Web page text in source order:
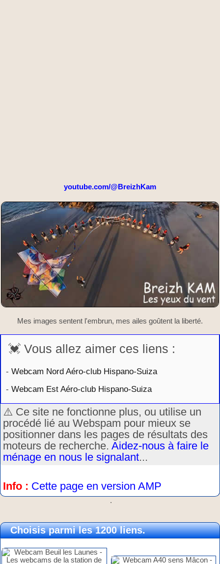
youtube.com/@BreizhKam
Mes images sentent l'embrun, mes ailes goûtent la liberté.
💓 Vous allez aimer ces liens :
- Webcam Nord Aéro-club Hispano-Suiza
- Webcam Est Aéro-club Hispano-Suiza
⚠️ Ce site ne fonctionne plus, ou utilise un
procédé lié au Webspam pour mieux se
positionner dans les pages de résultats des
moteurs de recherche. Aidez-nous à faire le
ménage en nous le signalant...
Info : Cette page en version AMP
.
Choisis parmi les 1200 liens.